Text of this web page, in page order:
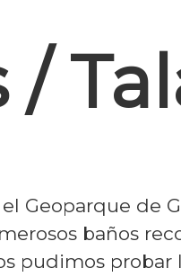
/
el Geoparque de
baños
pudimos probar